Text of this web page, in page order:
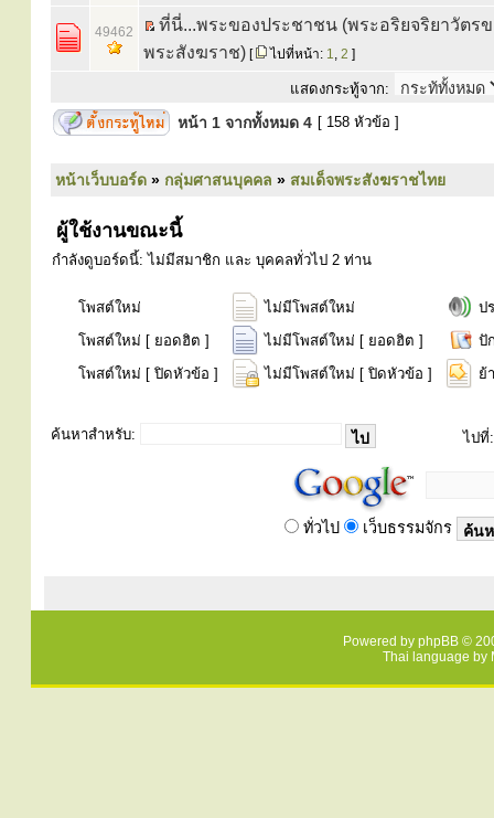
49462
ที่นี่...พระของประชาชน (พระอริยจริยาวัตรข
พระสังฆราช) [ ไปที่หน้า: 1, 2 ]
แสดงกระทู้จาก:
หน้า 1 จากทั้งหมด 4 [ 158 หัวข้อ ]
หน้าเว็บบอร์ด » กลุ่มศาสนบุคคล » สมเด็จพระสังฆราชไทย
ผู้ใช้งานขณะนี้
กำลังดูบอร์ดนี้: ไม่มีสมาชิก และ บุคคลทั่วไป 2 ท่าน
โพสต์ใหม่ ไม่มีโพสต์ใหม่
ป
โพสต์ใหม่ [ ยอดฮิต ]
ไม่มีโพสต์ใหม่ [ ยอดฮิต ]
ปั
โพสต์ใหม่ [ ปิดหัวข้อ ]
ไม่มีโพสต์ใหม่ [ ปิดหัวข้อ ] ย้
ค้นหาสำหรับ: ไปที่:
ทั่วไป เว็บธรรมจักร
Powered by phpBB ©
Thai language by